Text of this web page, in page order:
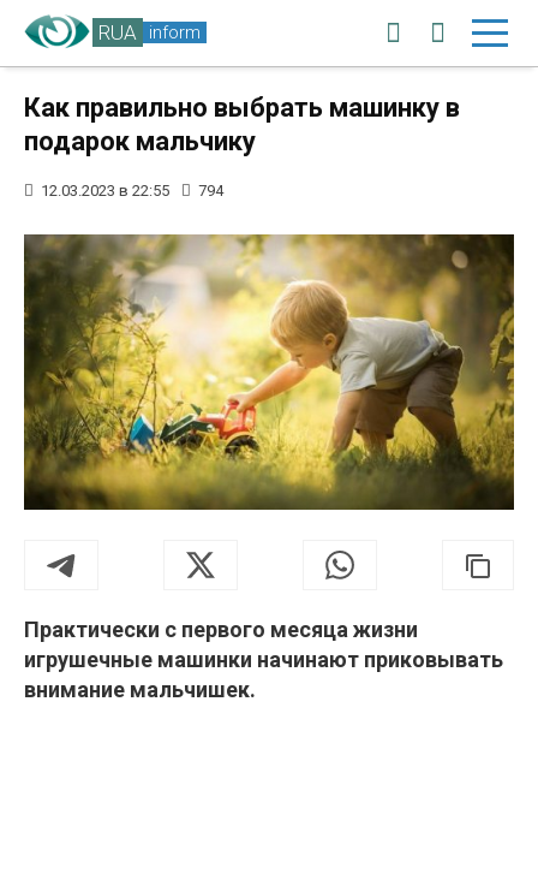
RUA inform
Как правильно выбрать машинку в
подарок мальчику
12.03.2023 в 22:55 794
Практически с первого месяца жизни
игрушечные машинки начинают приковывать
внимание мальчишек.